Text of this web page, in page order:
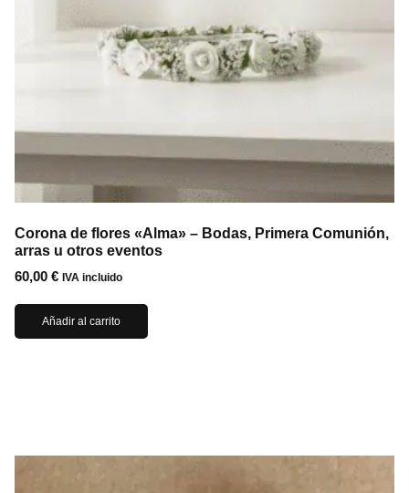
Corona de flores «Alma» – Bodas, Primera Comunión,
arras u otros eventos
60,00 € IVA incluido
Añadir al carrito